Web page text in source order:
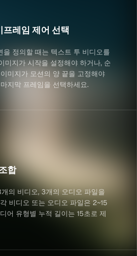
레임 제어 선택
을 정의할 때는 텍스트 투 비디오를
미지가 시작을 설정해야 하거나, 순
미지가 모션의 양 끝을 고정해야
지막 프레임을 선택하세요.
합
의 비디오, 3개의 오디오 파일을
비디오 또는 오디오 파일은 2~15
어 유형별 누적 길이는 15초로 제